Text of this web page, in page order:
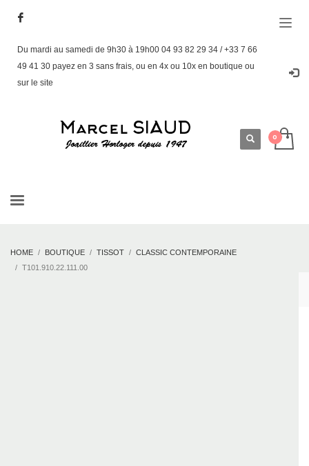
Du mardi au samedi de 9h30 à 19h00 04 93 82 29 34 / +33 7 66
49 41 30 payez en 3 sans frais, ou en 4x ou 10x en boutique ou
sur le site
HOME BOUTIQUE TISSOT
CLASSIC CONTEMPORAINE
T101.910.22.111.00